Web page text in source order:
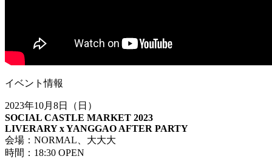
イベント情報
2023年10月8日（日）
SOCIAL CASTLE MARKET 2023
LIVERARY x YANGGAO AFTER PARTY
会場：NORMAL、大大大
時間：18:30 OPEN